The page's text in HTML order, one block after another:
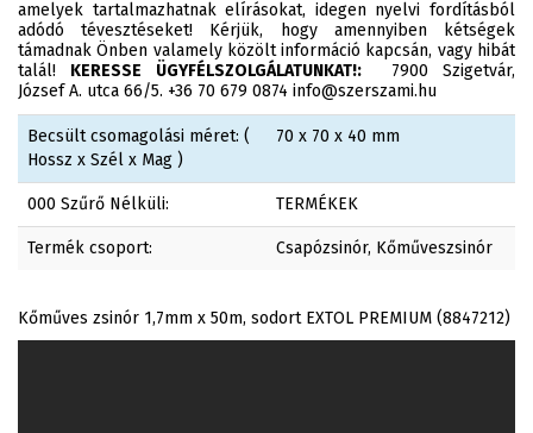
amelyek tartalmazhatnak elírásokat, idegen nyelvi fordításból
adódó tévesztéseket! Kérjük, hogy amennyiben kétségek
támadnak Önben valamely közölt információ kapcsán, vagy hibát
talál! KERESSE ÜGYFÉLSZOLGÁLATUNKAT!:7900 Szigetvár,
József A. utca 66/5. +36 70 679 0874 info@szerszami.hu
Becsült csomagolási méret: (
Hossz x Szél x Mag )
70 x 70 x 40 mm
000 Szűrő Nélküli: TERMÉKEK
Termék csoport: Csapózsinór, Kőműveszsinór
Kőműves zsinór 1,7mm x 50m, sodort EXTOL PREMIUM (8847212)